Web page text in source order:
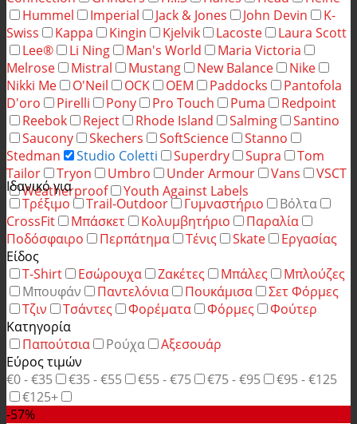
Hummel
Imperial Jack & Jones John Devin
K-
Swiss
Kappa Kingin Kjelvik Lacoste
Laura Scott
Lee®
Li Ning Man's World
Maria Victoria
Melrose
Mistral Mustang New Balance
Nike
Nikki Me
O'Neil OCK OEM Paddocks
Pantofola
D'oro
Pirelli Pony Pro Touch Puma
Redpoint
Reebok
Reject Rhode Island Salming
Santino
Saucony
Skechers SoftScience
Stanno
Stedman
Studio Coletti Superdry Supra
Tom
Tailor
Tryon Umbro Under Armour Vans
VSCT
Weatherproof
Youth Against Labels
Ιδανικό για
Τρέξιμο
Trail-Outdoor Γυμναστήριο
Βόλτα
CrossFit
Μπάσκετ Κολυμβητήριο
Παραλία
Ποδόσφαιρο
Περπάτημα Τένις Skate
Εργασίας
Είδος
T-Shirt
Εσώρουχα Ζακέτες Μπάλες
Μπλούζες
Μπουφάν
Παντελόνια Πουκάμισα
Σετ Φόρμες
Τζιν
Τσάντες Φορέματα Φόρμες
Φούτερ
Κατηγορία
Παπούτσια
Ρούχα
Αξεσουάρ
Εύρος τιμών
€0 - €35
€35 - €55 €55 - €75 €75 - €95
€95 - €125
€125+
-57%